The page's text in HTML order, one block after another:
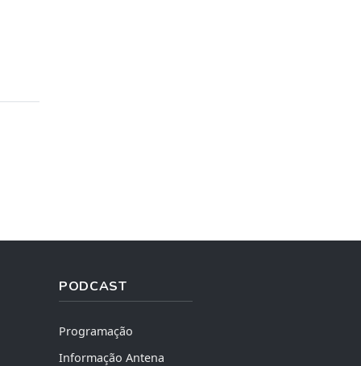
PODCAST
Programação
Informação Antena